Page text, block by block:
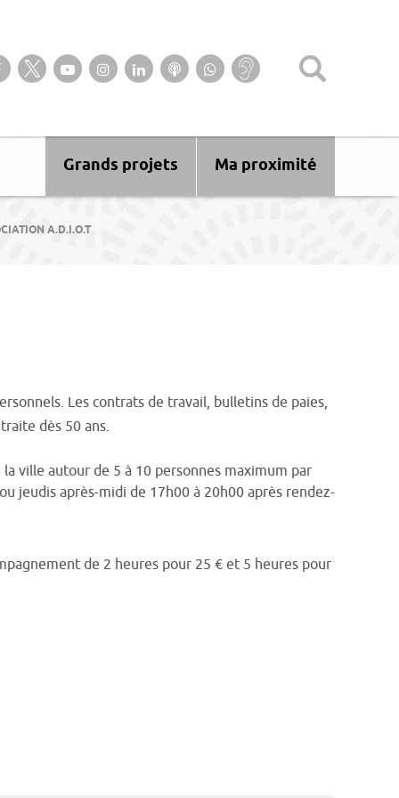
Suivez-nous sur notre page Facebook
Suivez-nous sur Twitter
Suivez-nous sur YouTube
Suivez-nous sur Instagram
Retrouvez-nous sur Linkedin
Ecoutez nos Podcasts
Suivez-nous sur
WhatsApp
Baisse
d’audition ?
Ma proximité
Grands projets
A.D.I.O.T
Les contrats de travail, bulletins de paies,
dès 50 ans.
ville autour de 5 à 10 personnes maximum par
jeudis après-midi de 17h00 à 20h00 après rendez-
de 2 heures pour 25 € et 5 heures pour